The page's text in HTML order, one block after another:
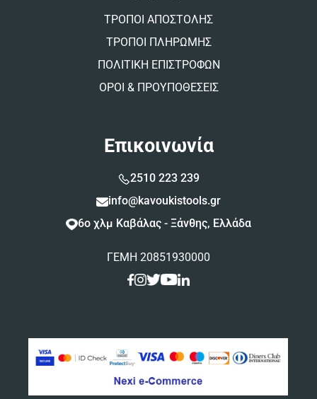
ΤΡΟΠΟΙ ΑΠΟΣΤΟΛΗΣ
ΤΡΟΠΟΙ ΠΛΗΡΩΜΗΣ
ΠΟΛΙΤΙΚΗ ΕΠΙΣΤΡΟΦΩΝ
ΟΡΟΙ & ΠΡΟΥΠΟΘΕΣΕΙΣ
Επικοινωνία
2510 223 239
info@kavoukistools.gr
6ο χλμ Καβάλας - Ξάνθης, Ελλάδα
ΓΕΜΗ 20851930000